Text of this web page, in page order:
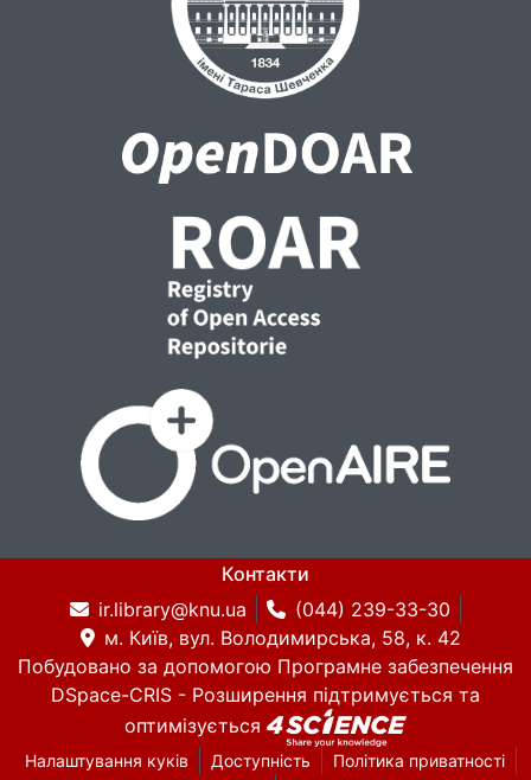
Контакти
ir.library@knu.ua
(044) 239-33-30
м. Київ, вул. Володимирська, 58, к. 42
Побудовано за допомогою Програмне забезпечення
DSpace-CRIS - Розширення підтримується та
оптимізується
Налаштування куків Доступність
Політика приватності